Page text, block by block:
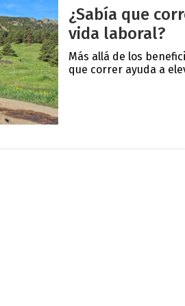
¿Sabía que
vida laboral?
Más allá de los
que correr ayuda a